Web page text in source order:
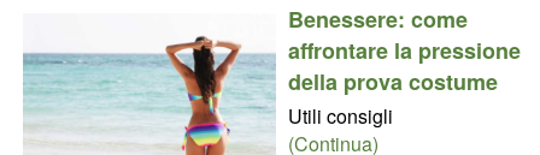
Benessere: come
affrontare la pressione
della prova costume
Utili consigli
(Continua)